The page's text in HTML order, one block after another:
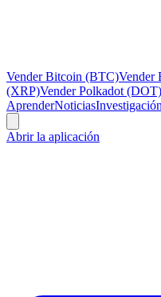
Vender Bitcoin (BTC)Vender
(XRP)Vender Polkadot (DOT)
AprenderNoticiasInvestigación
Abrir la aplicación